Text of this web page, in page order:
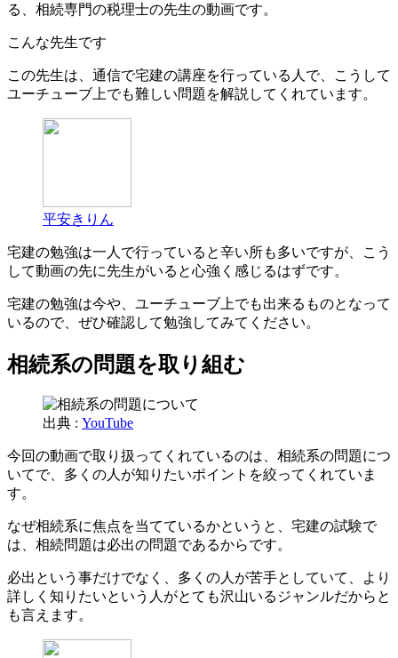
る、相続専門の税理士の先生の動画です。
こんな先生です
この先生は、通信で宅建の講座を行っている人で、こうして
ユーチューブ上でも難しい問題を解説してくれています。
平安きりん
宅建の勉強は一人で行っていると辛い所も多いですが、こう
して動画の先に先生がいると心強く感じるはずです。
宅建の勉強は今や、ユーチューブ上でも出来るものとなって
いるので、ぜひ確認して勉強してみてください。
相続系の問題を取り組む
出典 : YouTube
今回の動画で取り扱ってくれているのは、相続系の問題につ
いてで、多くの人が知りたいポイントを絞ってくれていま
す。
なぜ相続系に焦点を当てているかというと、宅建の試験で
は、相続問題は必出の問題であるからです。
必出という事だけでなく、多くの人が苦手としていて、より
詳しく知りたいという人がとても沢山いるジャンルだからと
も言えます。